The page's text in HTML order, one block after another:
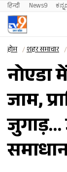
हिन्दी News9
होम शहर समाचार
नोएडा
जाम,
जुगाड़…